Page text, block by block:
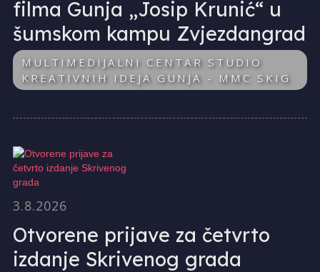
filma Gunja „Josip Krunić“ u
šumskom kampu Zvjezdangrad
MULTIMEDIJALNI CENTAR STUDIO
KREATIVNIH IDEJA GUNJA - MMC SKIG
3.8.2026
Otvorene prijave za četvrto
izdanje Skrivenog grada